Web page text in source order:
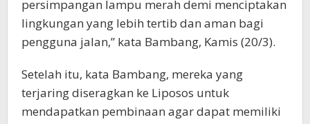
persimpangan lampu merah demi menciptakan
lingkungan yang lebih tertib dan aman bagi
pengguna jalan,” kata Bambang, Kamis (20/3).
Setelah itu, kata Bambang, mereka yang
terjaring diseragkan ke Liposos untuk
mendapatkan pembinaan agar dapat memiliki